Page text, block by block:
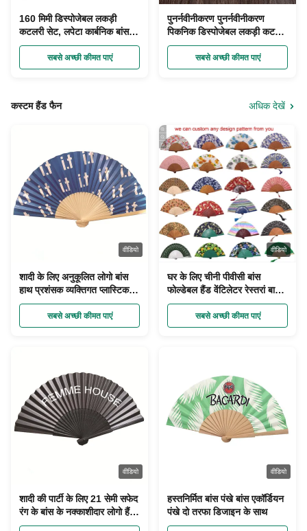
160 मिमी डिस्पोजेबल लकड़ी
कटलरी सेट, लपेटा कार्बनिक बांस के
बर्तन चम्मच चाकू कांटा
सबसे अच्छी कीमत पाएं
पुनर्नवीनीकरण पुनर्नवीनीकरण
पिकनिक डिस्पोजेबल लकड़ी कटलरी
सेट बायोडिग्रेडेबल Bagasse
सबसे अच्छी कीमत पाएं
कस्टम हैंड फैन अधिक देखें
वीडियो
शादी के लिए अनुकूलित लोगो बांस
हाथ प्रशंसक व्यक्तिगत प्लास्टिक
तह प्रशंसक
सबसे अच्छी कीमत पाएं
वीडियो
घर के लिए चीनी पीवीसी बांस
फोल्डेबल हैंड वेंटिलेटर रेस्तरां बार
होटल शादी सुपरमार्केट प्रचार
सबसे अच्छी कीमत पाएं
वीडियो
शादी की पार्टी के लिए 21 सेमी सफेद
रंग के बांस के नक्काशीदार लोगो हैंड
वेंटिलेटर अनुकूलित करें
वीडियो
हस्तनिर्मित बांस पंखे बांस एकॉर्डियन
पंखे दो तरफा डिजाइन के साथ